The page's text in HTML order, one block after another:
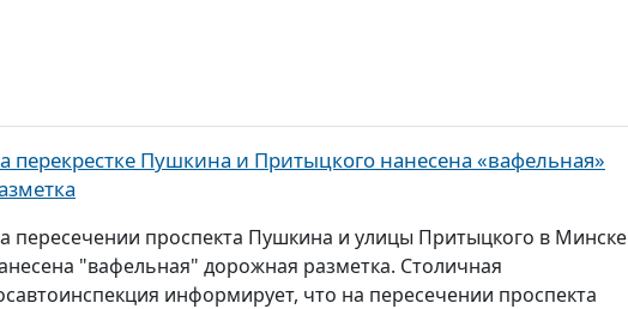
перекрестке Пушкина и Притыцкого нанесена «вафельная»
пересечении проспекта Пушкина и улицы Притыцкого в Минске
"вафельная" дорожная разметка. Столичная
информирует, что на пересечении проспекта